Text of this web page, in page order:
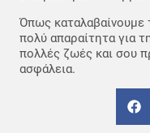
Όπως καταλαβαίνουμε
πολύ απαραίτητα για
πολλές ζωές και σου
ασφάλεια.